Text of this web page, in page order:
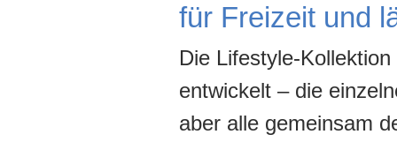
für Freizeit und
Die Lifestyle-
entwickelt – die
aber alle gemeinsam